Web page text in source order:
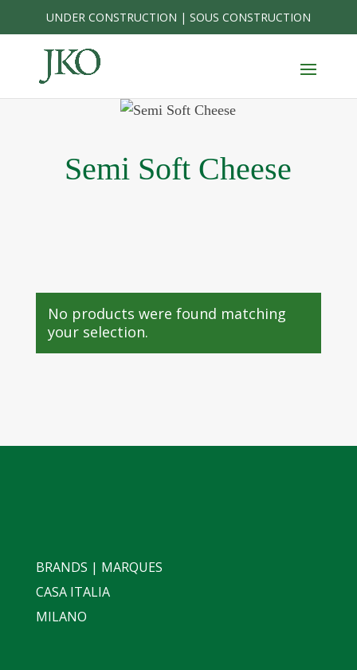
content
UNDER CONSTRUCTION | SOUS CONSTRUCTION
Semi Soft Cheese
No products were found matching
your selection.
BRANDS | MARQUES
CASA ITALIA
MILANO